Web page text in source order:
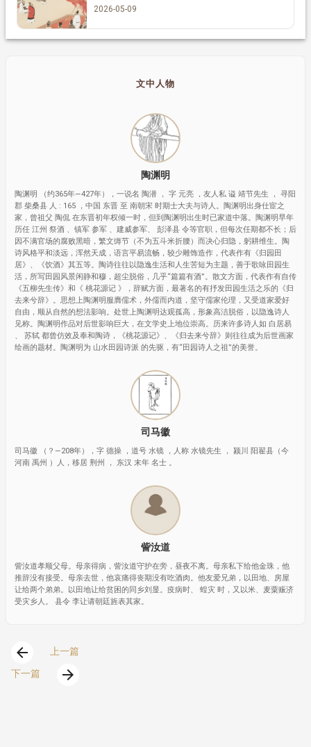
2026-05-09
文中人物
陶渊明
陶渊明 （约365年—427年），一说名 陶潜 ， 字 元亮 ，友人私 谥 靖节先生 ， 寻阳
郡 柴桑县 人 : 165 ，中国 东晋 至 南朝宋 时期士大夫与诗人。陶渊明出身仕宦之
家，曾祖父 陶侃 在东晋初年权倾一时，但到陶渊明出生时已家道中落。陶渊明早年
历任 江州 祭酒 、镇军 参军 、建威参军、 彭泽县 令等官职，但每次任期都不长；后
因不满官场的腐败黑暗，繁文缛节（不为五斗米折腰）而决心归隐，躬耕维生。陶
诗风格平和淡远，浑然天成，语言平易流畅，较少雕饰造作，代表作有《归园田
居》、《饮酒》其五等。陶诗往往以隐逸生活和人生苦短为主题，善于歌咏田园生
活，所写田园风景闲静和穆，超尘脱俗，几乎“篇篇有酒”。散文方面，代表作有自传
《五柳先生传》和《 桃花源记 》，辞赋方面，最著名的有抒发田园生活之乐的《归
去来兮辞》。思想上陶渊明服膺儒术，外儒而内道，坚守儒家伦理，又受道家爱好
自由，顺从自然的想法影响。处世上陶渊明达观孤高，形象高洁脱俗，以隐逸诗人
见称。陶渊明作品对后世影响巨大，在文学史上地位崇高。历来许多诗人如 白居易
、 苏轼 都曾仿效及奉和陶诗，《桃花源记》、《归去来兮辞》则往往成为后世画家
绘画的题材。陶渊明为 山水田园诗派 的先驱，有“田园诗人之祖”的美誉。
司马徽
司马徽 （？—208年），字 德操 ，道号 水镜 ，人称 水镜先生 ， 颍川 阳翟县（今
河南 禹州 ）人，移居 荆州 ， 东汉 末年 名士 。
訾汝道
訾汝道孝顺父母。母亲得病，訾汝道守护在旁，昼夜不离。母亲私下给他金珠，他
推辞没有接受。母亲去世，他哀痛得丧期没有吃酒肉。他友爱兄弟，以田地、房屋
让给两个弟弟。以田地让给贫困的同乡刘显。疫病时、 蝗灾 时，又以米、麦粟赈济
受灾乡人。 县令 李让请朝廷旌表其家。
arrow_back
上一篇
下一篇
arrow_forward